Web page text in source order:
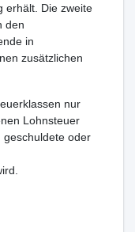
erhält. Die zweite
den
in
zusätzlichen
nur
Lohnsteuer
geschuldete oder